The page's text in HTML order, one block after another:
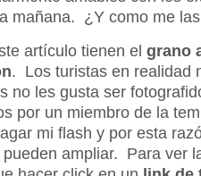
mañana. ¿Y como me
artículo tienen el grano
. Los turistas en realidad
no les gusta ser
por un miembro de la
mi flash y por esta
pueden ampliar. Para ver